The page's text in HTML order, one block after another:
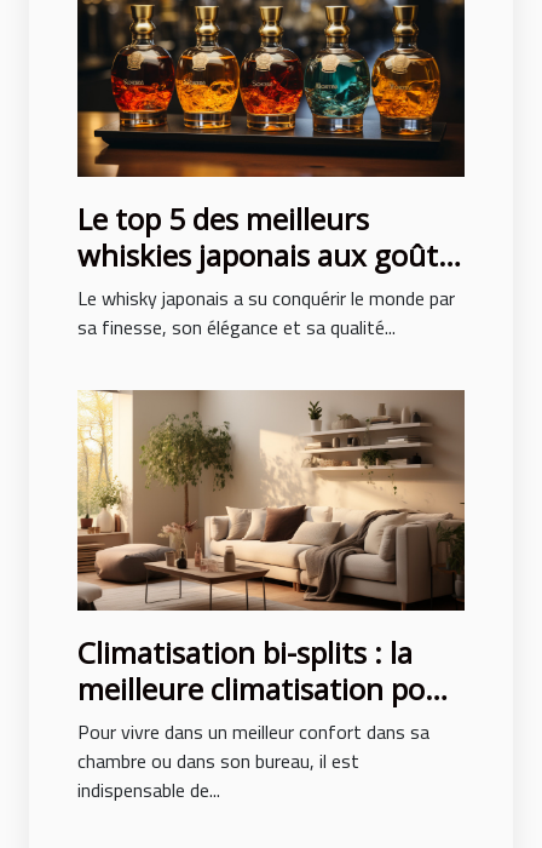
Le top 5 des meilleurs
whiskies japonais aux goûts
exceptionnels
Le whisky japonais a su conquérir le monde par
sa finesse, son élégance et sa qualité...
Climatisation bi-splits : la
meilleure climatisation pour
un confort des pièces
Pour vivre dans un meilleur confort dans sa
chambre ou dans son bureau, il est
indispensable de...